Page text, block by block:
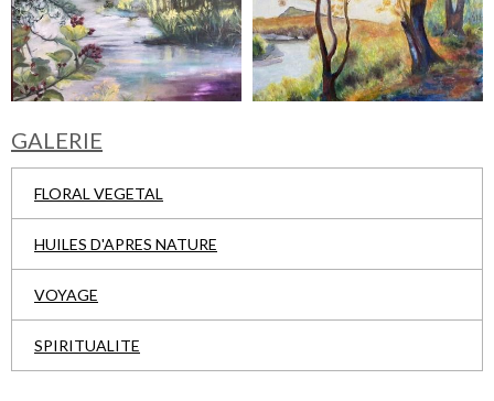
GALERIE
FLORAL VEGETAL
HUILES D'APRES NATURE
VOYAGE
SPIRITUALITE